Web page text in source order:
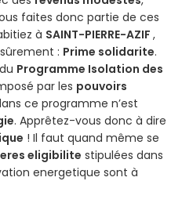
faites donc partie de ces
à SAINT-PIERRE-AZIF ,
: Prime solidarite.
Programme Isolation des
par les pouvoirs
ce programme n’est
. Apprêtez-vous donc à dire
! Il faut quand même se
eligibilite stipulées dans
energetique sont à